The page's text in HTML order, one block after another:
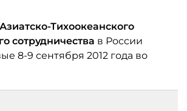
Тихоокеанского
сотрудничества в России
8-9 сентября 2012 года во